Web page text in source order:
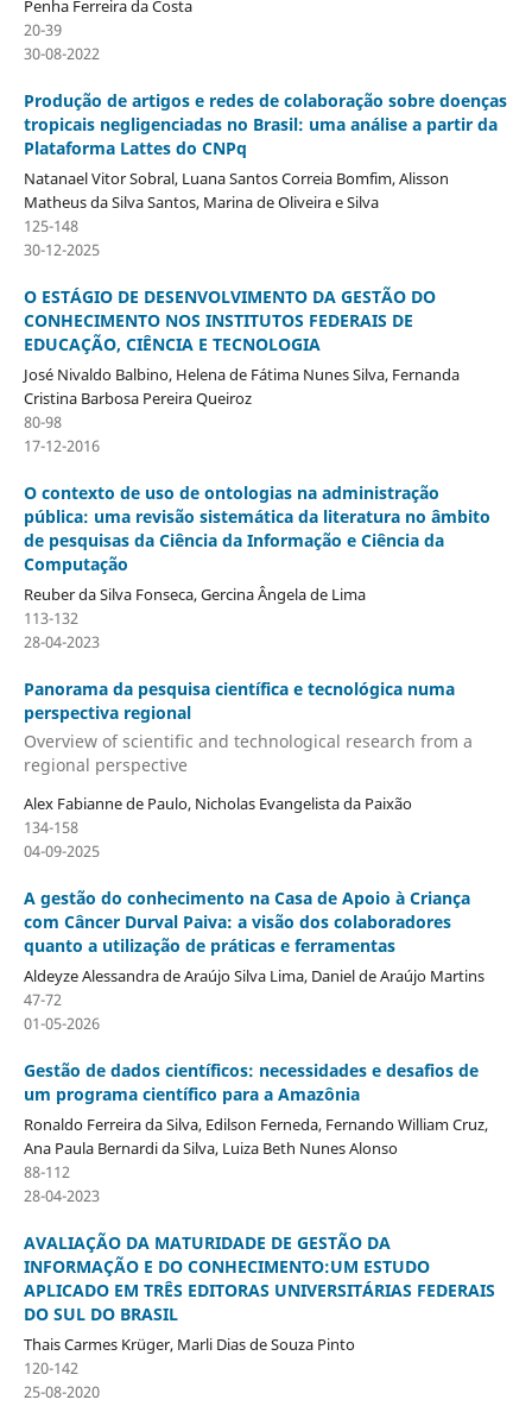
Penha Ferreira da Costa
20-39
30-08-2022
Produção de artigos e redes de colaboração sobre doenças
tropicais negligenciadas no Brasil: uma análise a partir da
Plataforma Lattes do CNPq
Natanael Vitor Sobral, Luana Santos Correia Bomfim, Alisson
Matheus da Silva Santos, Marina de Oliveira e Silva
125-148
30-12-2025
O ESTÁGIO DE DESENVOLVIMENTO DA GESTÃO DO
CONHECIMENTO NOS INSTITUTOS FEDERAIS DE
EDUCAÇÃO, CIÊNCIA E TECNOLOGIA
José Nivaldo Balbino, Helena de Fátima Nunes Silva, Fernanda
Cristina Barbosa Pereira Queiroz
80-98
17-12-2016
O contexto de uso de ontologias na administração
pública: uma revisão sistemática da literatura no âmbito
de pesquisas da Ciência da Informação e Ciência da
Computação
Reuber da Silva Fonseca, Gercina Ângela de Lima
113-132
28-04-2023
Panorama da pesquisa científica e tecnológica numa
perspectiva regional
Overview of scientific and technological research from a
regional perspective
Alex Fabianne de Paulo, Nicholas Evangelista da Paixão
134-158
04-09-2025
A gestão do conhecimento na Casa de Apoio à Criança
com Câncer Durval Paiva: a visão dos colaboradores
quanto a utilização de práticas e ferramentas
Aldeyze Alessandra de Araújo Silva Lima, Daniel de Araújo Martins
47-72
01-05-2026
Gestão de dados científicos: necessidades e desafios de
um programa científico para a Amazônia
Ronaldo Ferreira da Silva, Edilson Ferneda, Fernando William Cruz,
Ana Paula Bernardi da Silva, Luiza Beth Nunes Alonso
88-112
28-04-2023
AVALIAÇÃO DA MATURIDADE DE GESTÃO DA
INFORMAÇÃO E DO CONHECIMENTO:UM ESTUDO
APLICADO EM TRÊS EDITORAS UNIVERSITÁRIAS FEDERAIS
DO SUL DO BRASIL
Thais Carmes Krüger, Marli Dias de Souza Pinto
120-142
25-08-2020